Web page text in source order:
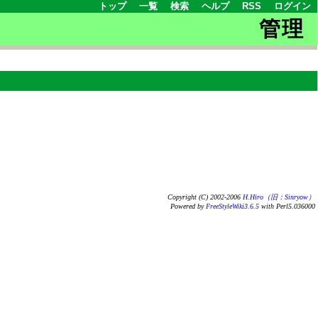
トップ 一覧 検索 ヘルプ RSS ログイン
管理
Copyright (C) 2002-2006 H.Hiro（旧：Sinryow）
Powered by FreeStyleWiki3.6.5 with Perl5.036000